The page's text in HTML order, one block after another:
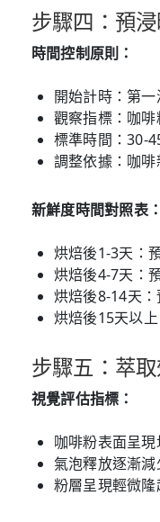
步驟四：預
時間控制原則：
開始計時：第
觀察指標：咖啡
標準時間：30-
調整依據：咖
新鮮度時間對照表：
烘焙後1-3天：
烘焙後4-7天：
烘焙後8-14天
烘焙後15天以
步驟五：萃
視覺評估指標：
咖啡粉表面呈
氣泡釋放逐漸減
粉層呈現輕微